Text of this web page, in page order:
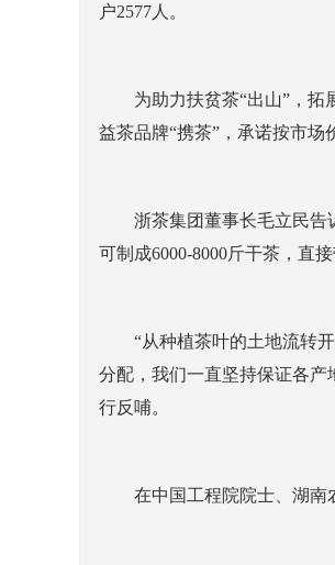
户2577人。
为助力扶贫茶“出山”，拓展
益茶品牌“携茶”，承诺按市场
浙茶集团董事长毛立民告诉
可制成6000-8000斤干茶，直
“从种植茶叶的土地流转开
分配，我们一直坚持保证各
行反哺。
在中国工程院院士、湖南农